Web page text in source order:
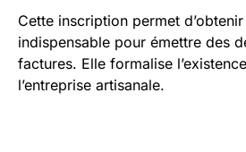
Cette inscription permet
indispensable pour émettre des
factures. Elle formalise
l’entreprise artisanale.